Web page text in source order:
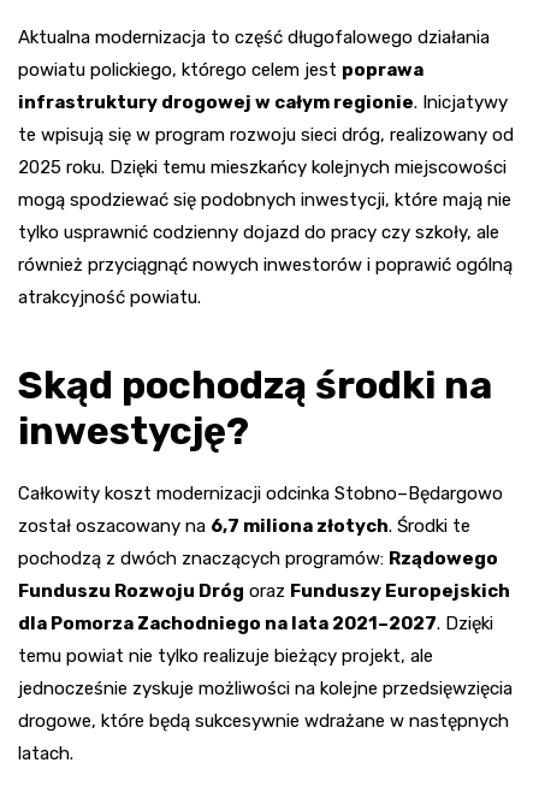
Aktualna modernizacja to część długofalowego działania
powiatu polickiego, którego celem jest poprawa
infrastruktury drogowej w całym regionie. Inicjatywy
te wpisują się w program rozwoju sieci dróg, realizowany od
2025 roku. Dzięki temu mieszkańcy kolejnych miejscowości
mogą spodziewać się podobnych inwestycji, które mają nie
tylko usprawnić codzienny dojazd do pracy czy szkoły, ale
również przyciągnąć nowych inwestorów i poprawić ogólną
atrakcyjność powiatu.
Skąd pochodzą środki na
inwestycję?
Całkowity koszt modernizacji odcinka Stobno–Będargowo
został oszacowany na 6,7 miliona złotych. Środki te
pochodzą z dwóch znaczących programów: Rządowego
Funduszu Rozwoju Dróg oraz Funduszy Europejskich
dla Pomorza Zachodniego na lata 2021–2027. Dzięki
temu powiat nie tylko realizuje bieżący projekt, ale
jednocześnie zyskuje możliwości na kolejne przedsięwzięcia
drogowe, które będą sukcesywnie wdrażane w następnych
latach.